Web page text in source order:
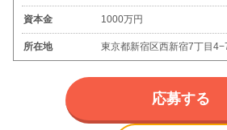
資本金 1000万円
所在地 東京都新宿区西新宿7丁目
応募する